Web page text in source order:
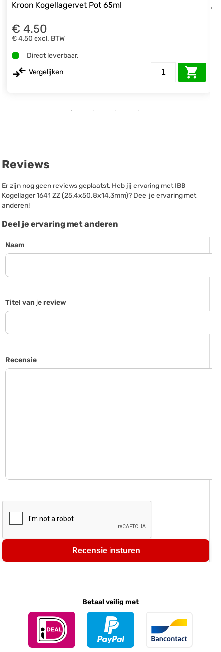
Kroon Kogellagervet Pot 65ml
€ 4.50
€ 4,50 excl. BTW
Direct leverbaar.
Vergelijken
Reviews
Er zijn nog geen reviews geplaatst. Heb jij ervaring met IBB
Kogellager 1641 ZZ (25.4x50.8x14.3mm)? Deel je ervaring met
anderen!
Deel je ervaring met anderen
Naam
Titel van je review
Recensie
Recensie insturen
Betaal veilig met